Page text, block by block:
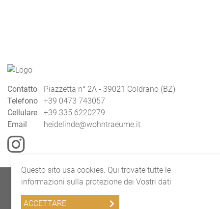
Contatto
Piazzetta n° 2A - 39021 Coldrano (BZ)
Telefono
+39 0473 743057
Cellulare
+39 335 6220279
Email
heidelinde@wohntraeume.it
© Wohnträume Heidelinde Gurschler
Imprint Contatto Protezione dati
Questo sito usa cookies. Qui trovate tutte le
informazioni sulla protezione dei Vostri dati
ACCETTARE